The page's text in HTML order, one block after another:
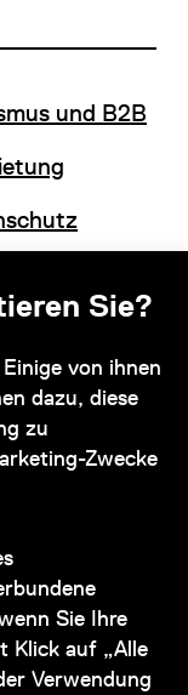
Sie?
von ihnen
dazu, diese
zu
Zwecke
Sie Ihre
Klick auf „Alle
Verwendung
und B2B